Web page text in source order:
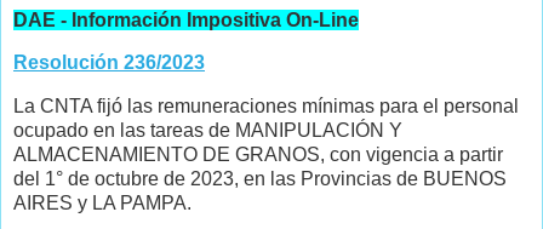
DAE - Información Impositiva On-Line
Resolución 236/2023
La CNTA fijó las remuneraciones mínimas para el personal
ocupado en las tareas de MANIPULACIÓN Y
ALMACENAMIENTO DE GRANOS, con vigencia a partir
del 1° de octubre de 2023, en las Provincias de BUENOS
AIRES y LA PAMPA.